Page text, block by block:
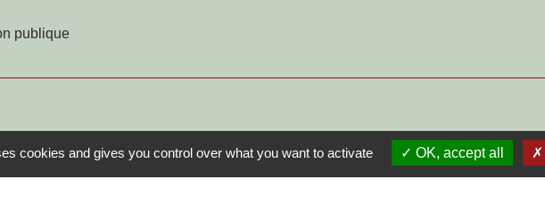
publique
cookies and gives you control over what you want to activate OK, accept all